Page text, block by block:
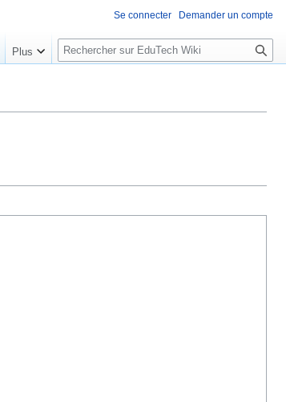
Se connecter Demander un compte
Plus
R
e
e
r